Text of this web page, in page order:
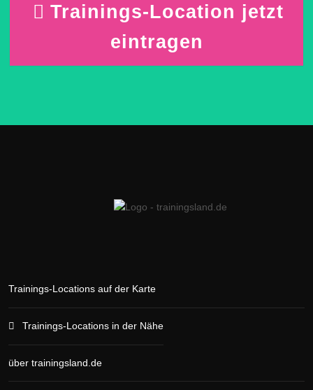
Trainings-Location jetzt
eintragen
Trainings-Locations auf der Karte
Trainings-Locations in der Nähe
über trainingsland.de